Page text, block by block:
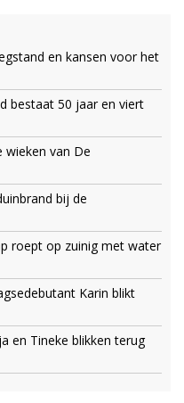
en kansen voor het
bestaat 50 jaar en viert
wieken van De
bij de
roept op zuinig met water
Karin blikt
en Tineke blikken terug